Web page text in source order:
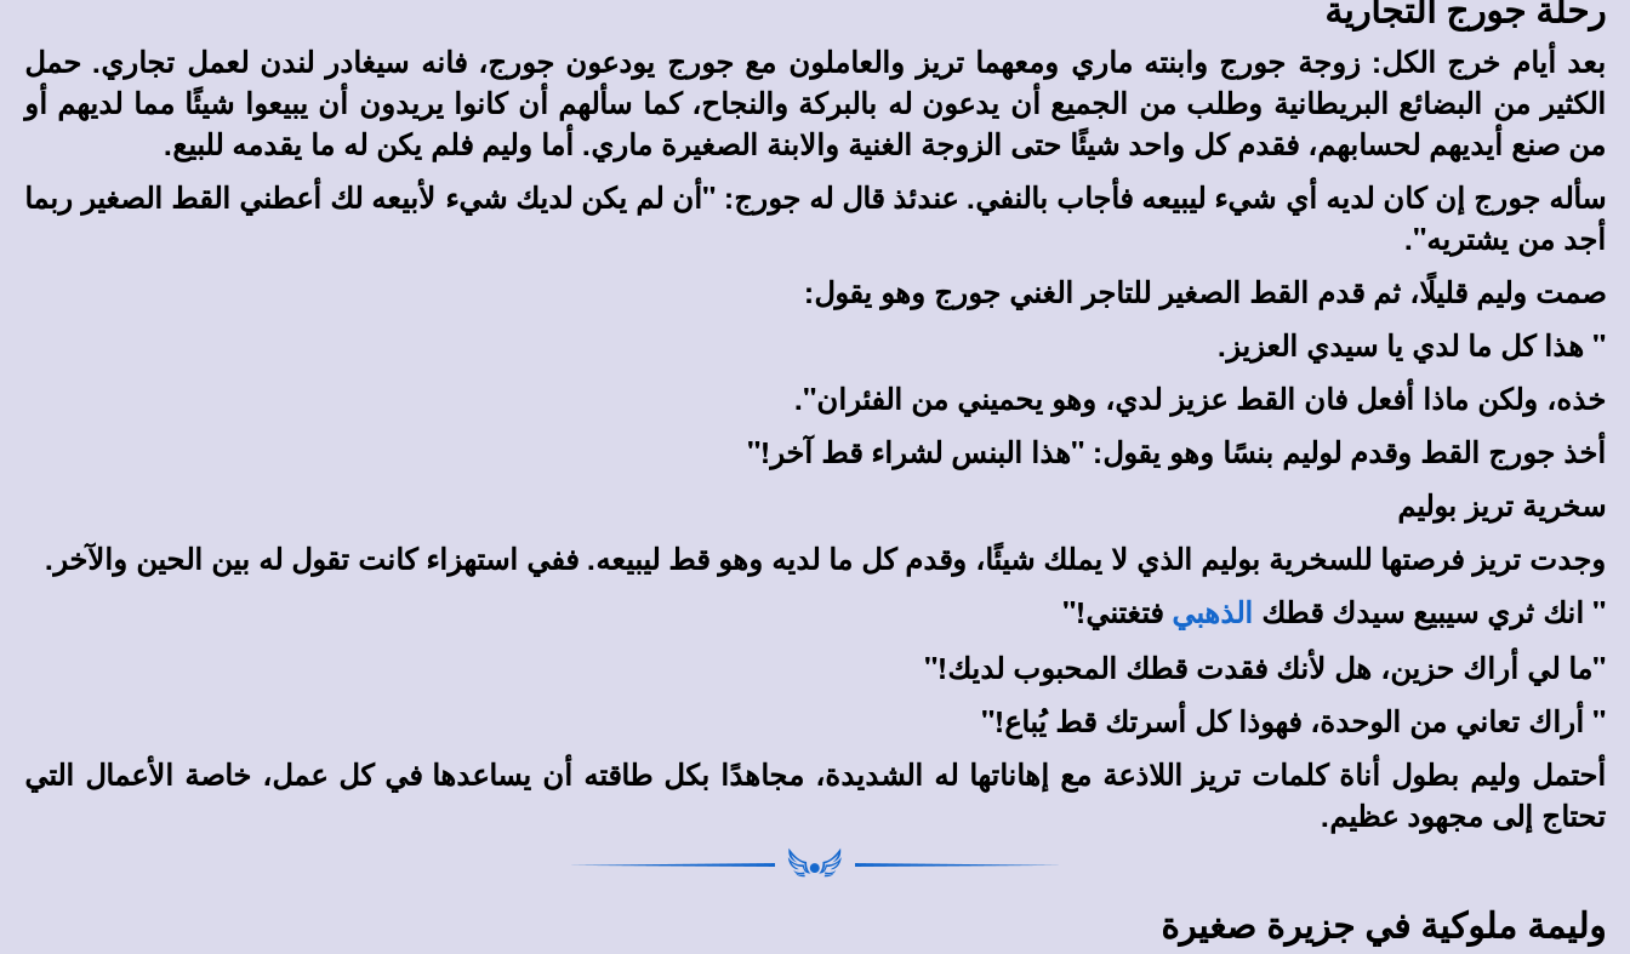
بعد أيام خرج الكل: زوجة جورج وابنته ماري ومعهما تريز والعاملون مع جورج يودعون جورج، فانه سيغادر لندن لعمل تجاري. حمل
الكثير من البضائع البريطانية وطلب من الجميع أن يدعون له بالبركة والنجاح، كما سألهم أن كانوا يريدون أن يبيعوا شيئًا مما لديهم أو
من صنع أيديهم لحسابهم، فقدم كل واحد شيئًا حتى الزوجة الغنية والابنة الصغيرة ماري. أما وليم فلم يكن له ما يقدمه للبيع.
سأله جورج إن كان لديه أي شيء ليبيعه فأجاب بالنفي. عندئذ قال له جورج: "أن لم يكن لديك شيء لأبيعه لك أعطني القط الصغير ربما
أجد من يشتريه".
صمت وليم قليلًا، ثم قدم القط الصغير للتاجر الغني جورج وهو يقول:
" هذا كل ما لدي يا سيدي العزيز.
خذه، ولكن ماذا أفعل فان القط عزيز لدي، وهو يحميني من الفئران".
أخذ جورج القط وقدم لوليم بنسًا وهو يقول: "هذا البنس لشراء قط آخر!"
سخرية تريز بوليم
وجدت تريز فرصتها للسخرية بوليم الذي لا يملك شيئًا، وقدم كل ما لديه وهو قط ليبيعه. ففي استهزاء كانت تقول له بين الحين والآخر.
" انك ثري سيبيع سيدك قطك
الذهبي فتغتني!"
"ما لي أراك حزين، هل لأنك فقدت قطك المحبوب لديك!"
" أراك تعاني من الوحدة، فهوذا كل أسرتك قط يُباع!"
أحتمل وليم بطول أناة كلمات تريز اللاذعة مع إهاناتها له الشديدة، مجاهدًا بكل طاقته أن يساعدها في كل عمل، خاصة الأعمال التي
تحتاج إلى مجهود عظيم.
وليمة ملوكية في جزيرة صغيرة